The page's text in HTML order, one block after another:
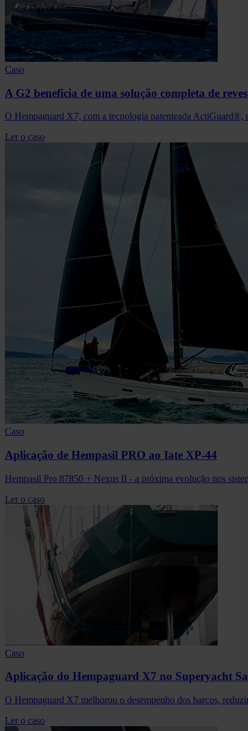
Caso
A G2 beneficia de uma solução completa de
O Hempaguard X7, com a tecnologia patenteada ActiGuard®,
Ler o caso
Caso
Aplicação de Hempasil PRO ao Iate XP-44
Hempasil Pro 87850 + Nexus II - a próxima evolução nos
Ler o caso
Caso
Aplicação do Hempaguard X7 no Superyacht
O Hempaguard X7 melhorou o desempenho dos barcos,
Ler o caso